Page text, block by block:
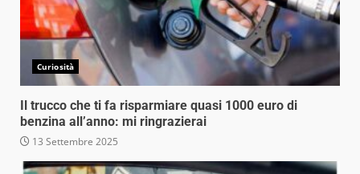
Curiosità
Il trucco che ti fa risparmiare quasi 1000 euro di
benzina all’anno: mi ringrazierai
13 Settembre 2025